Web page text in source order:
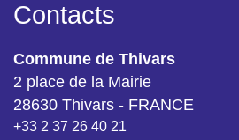
Contacts
Commune de Thivars
2 place de la Mairie
28630 Thivars - FRANCE
+33 2 37 26 40 21